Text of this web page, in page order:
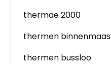
thermae 2000
thermen binnenmaas
thermen bussloo